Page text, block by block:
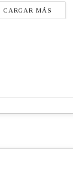
CARGAR MÁS